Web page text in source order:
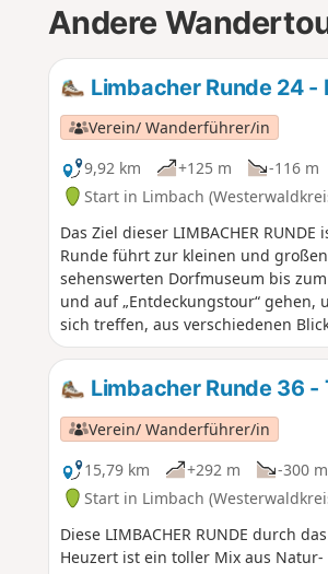
Andere
Limbacher Runde 24
Verein/ Wanderführer/in
9,92 km
+125 m -116 m
Start in Limbach
Das Ziel dieser LIMBACHER
Runde führt zur kleinen und
sehenswerten Dorfmuseum bis
und auf „Entdeckungstour“ gehen,
sich treffen, aus verschiedenen
Limbacher Runde 36
Verein/ Wanderführer/in
15,79 km
+292 m -300 m
Start in Limbach
Diese LIMBACHER RUNDE durch
Heuzert ist ein toller Mix aus